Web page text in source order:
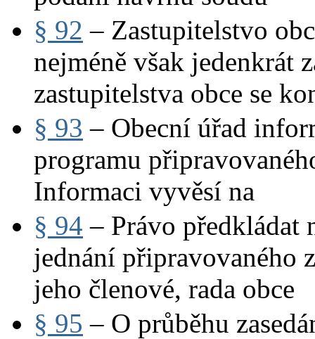
§ 92 – Zastupitelstvo
nejméně však jedenkrát
zastupitelstva obce se
§ 93 – Obecní úřad
programu
Informaci vyvěsí na
§ 94 – Právo předkládat
jednání připravovaného
jeho členové, rada obce
§ 95 – O průběhu